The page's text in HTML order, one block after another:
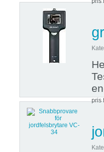
pris